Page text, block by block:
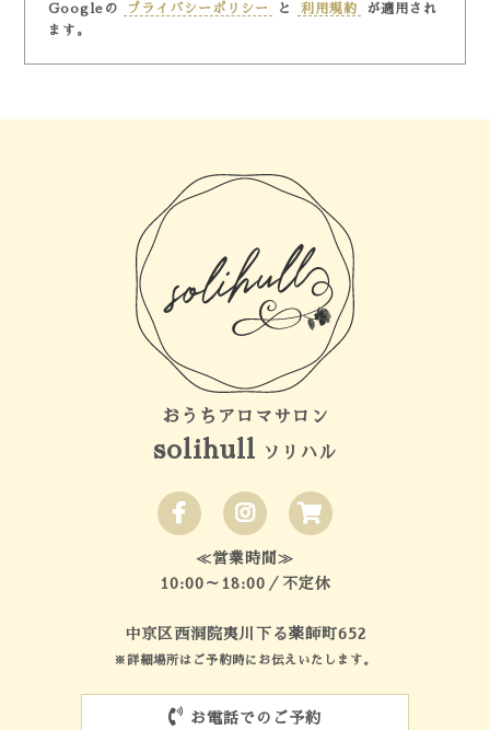
Googleの
プライバシーポリシー と 利用規約
が適用され
ます。
おうちアロマサロン
solihull ソリハル
≪営業時間≫
10:00～18:00／不定休
中京区西洞院夷川下る薬師町652
※詳細場所はご予約時にお伝えいたします。
お電話でのご予約